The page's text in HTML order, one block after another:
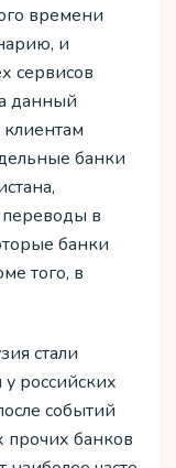
времени
и
сервисов
данный
банки
в
банки
того, в
стали
российских
событий
прочих банков